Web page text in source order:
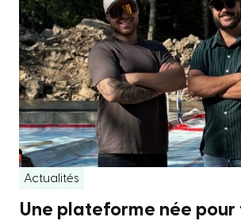
Actualités
Une plateforme née pour